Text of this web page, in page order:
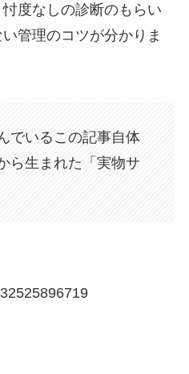
度なしの診断のもらい
管理のコツが分かりま
でいるこの記事自体
ら生まれた「実物サ